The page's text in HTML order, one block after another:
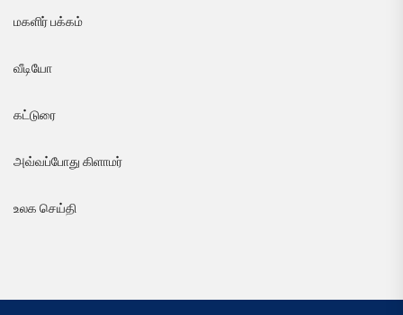
மகளிர் பக்கம்
வீடியோ
கட்டுரை
அவ்வப்போது கிளாமர்
உலக செய்தி